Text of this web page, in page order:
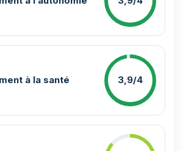
à la santé 3,9/4